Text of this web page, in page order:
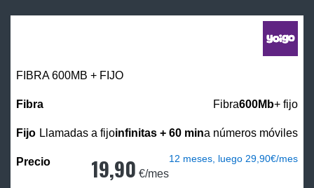
FIBRA 600MB + FIJO
Fibra600Mb+ fijo
Llamadas a fijoinfinitas + 60 mina números móviles
19,90 €/mes
12 meses, luego 29,90€/mes